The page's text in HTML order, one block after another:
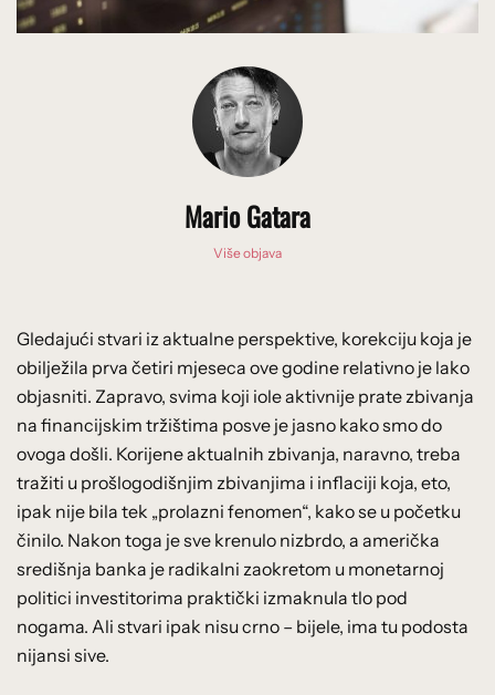
Mario Gatara
Više objava
Gledajući stvari iz aktualne perspektive, korekciju koja je
obilježila prva četiri mjeseca ove godine relativno je lako
objasniti. Zapravo, svima koji iole aktivnije prate zbivanja
na financijskim tržištima posve je jasno kako smo do
ovoga došli. Korijene aktualnih zbivanja, naravno, treba
tražiti u prošlogodišnjim zbivanjima i inflaciji koja, eto,
ipak nije bila tek „prolazni fenomen“, kako se u početku
činilo. Nakon toga je sve krenulo nizbrdo, a američka
središnja banka je radikalni zaokretom u monetarnoj
politici investitorima praktički izmaknula tlo pod
nogama. Ali stvari ipak nisu crno – bijele, ima tu podosta
nijansi sive.